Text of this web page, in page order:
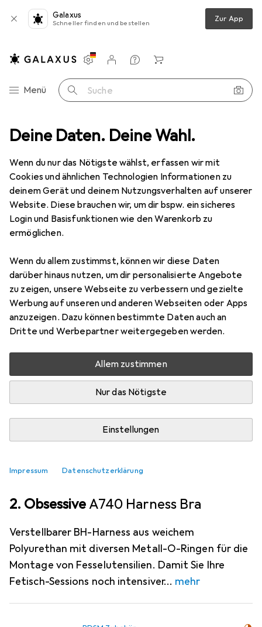
Deine Daten. Deine Wahl.
Wenn du nur das Nötigste wählst, erfassen wir mit
Cookies und ähnlichen Technologien Informationen zu
deinem Gerät und deinem Nutzungsverhalten auf unserer
Website. Diese brauchen wir, um dir bspw. ein sicheres
Login und Basisfunktionen wie den Warenkorb zu
ermöglichen.
Wenn du allem zustimmst, können wir diese Daten
darüber hinaus nutzen, um dir personalisierte Angebote
zu zeigen, unsere Webseite zu verbessern und gezielte
Werbung auf unseren und anderen Webseiten oder Apps
anzuzeigen. Dazu können bestimmte Daten auch an
Dritte und Werbepartner weitergegeben werden.
Allem zustimmen
Nur das Nötigste
Einstellungen
Impressum Datenschutzerklärung
Galaxus
Schneller finden und bestellen Zur App
Navigation nach Kategorien
Menü Suche
Einstellungen
Kundenkonto
Vergleichslisten
Merklisten
Warenkorb
Die bestbewerteten Produkte
Diese Seite bleibt immer aktuell und wird automatisch
aktualisiert. i
Ideal für alle erotischen Spiele, können Sie mit
dieser Augenbinde Ihrem Partner die Sicht
nehmen und somit die Empfindlichkeit der
anderen Sinne erhöhen. Ihr Untergebener
mehr
BDSM Zubehör
EUR
7,31
2. ObsessiveA740 Harness Bra
Verstellbarer BH-Harness aus weichem
Polyurethan mit diversen Metall-O-Ringen für die
Montage von Fesselutensilien. Damit Sie Ihre
Fetisch-Sessions noch intensiver
mehr